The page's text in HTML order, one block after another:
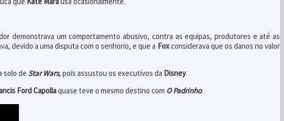
demonstrava um comportamento abusivo, contra as equipas, produtores e até as
devido a uma disputa com o senhorio, e que a Foxconsiderava que os danos no valor
solo de Star Wars, pois assustou os executivos da Disney.
Ford Capollaquase teve o mesmo destino com O Padrinho.